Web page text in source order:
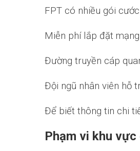
FPT có nhiều gói
Miễn phí lắp đặt
Đường truyền cáp
Đội ngũ nhân viên hỗ
Để biết thông tin chi
Phạm vi khu